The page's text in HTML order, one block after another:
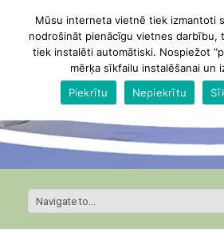
Mūsu interneta vietnē tiek izmantoti
nodrošināt pienācīgu vietnes darbību,
tiek instalēti automātiski. Nospiežot
mērķa sīkfailu instalēšanai un
Piekrītu
Nepiekrītu